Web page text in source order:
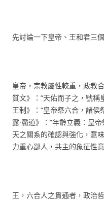
先討論一下皇帝、王和君三
皇帝，宗教屬性較重，政教
質文》：“天佑而子之，號稱
王制》：“皇帝祭六合，諸侯
露·霸道》：“年齡立義：皇
天之關系的確認與強化，意
力重心鄙人，共主的象征性
王，六合人之貫通者，政治